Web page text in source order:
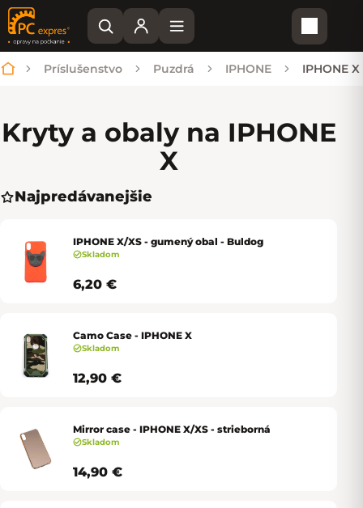
Domov
Príslušenstvo Puzdrá IPHONE IPHONE X
Kryty a obaly na IPHONE
X
Najpredávanejšie
IPHONE X/XS - gumený obal - Buldog
Skladom
6,20 €
Camo Case - IPHONE X
Skladom
12,90 €
Mirror case - IPHONE X/XS - strieborná
Skladom
14,90 €